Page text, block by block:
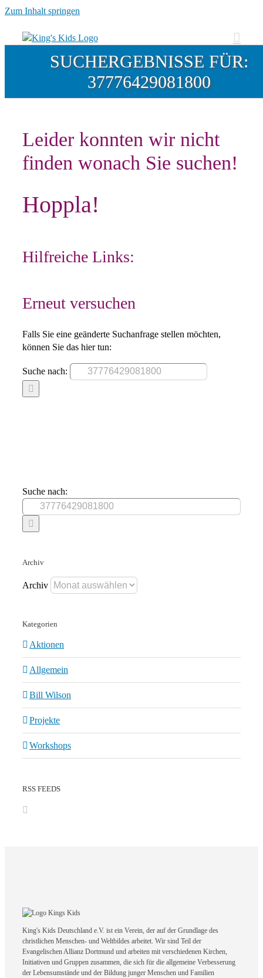
Zum Inhalt springen
SUCHERGEBNISSE FÜR:
37776429081800
Leider konnten wir nicht
finden wonach Sie suchen!
Hoppla!
Hilfreiche Links:
Erneut versuchen
Falls Sie eine geänderte Suchanfrage stellen möchten,
können Sie das hier tun:
Suche nach:
Suche nach:
Archiv
Archiv
Kategorien
Aktionen
Allgemein
Bill Wilson
Projekte
Workshops
RSS FEEDS
King's Kids Deutschland e.V. ist ein Verein, der auf der Grundlage des
christlichen Menschen- und Weltbildes arbeitet. Wir sind Teil der
Evangelischen Allianz Dortmund und arbeiten mit verschiedenen Kirchen,
Initiativen und Gruppen zusammen, die sich für die allgemeine Verbesserung
der Lebensumstände und der Bildung junger Menschen und Familien